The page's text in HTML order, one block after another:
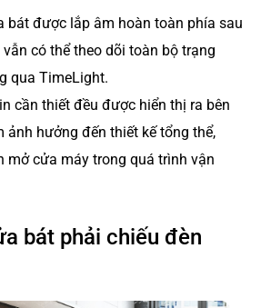
bát được lắp âm hoàn toàn phía sau
có thể theo dõi toàn bộ trạng
qua TimeLight.
cần thiết đều được hiển thị ra bên
ảnh hưởng đến thiết kế tổng thể,
mở cửa máy trong quá trình vận
bát phải chiếu đèn